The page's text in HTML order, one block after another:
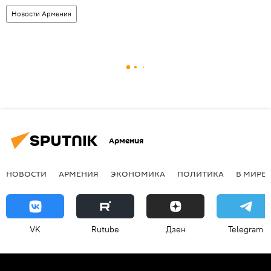
Новости Армения
Армения
НОВОСТИ АРМЕНИЯ ЭКОНОМИКА ПОЛИТИКА В МИРЕ
VK Rutube Дзен Telegram